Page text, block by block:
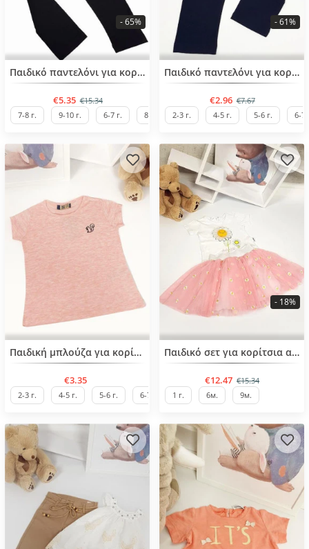
BESTSELLERΠαιδικό παντελόνι για κορίτσια από 6 έως 10 ετών
€5.35 €15.34
- 65%
7-8 г. 9-10 г. 6-7 г. 8-9 г.
BESTSELLERΠαιδικό παντελόνι για κορίτσια από 2 έως 7 ετών
€2.96 €7.67
- 61%
2-3 г. 4-5 г. 5-6 г. 6-7
BESTSELLERΠαιδική μπλούζα για κορίτσια από 2 έως 7 ετών
€3.35
2-3 г. 4-5 г. 5-6 г. 6-7 г. 3-4 г.
Παιδικό σετ για κορίτσια από 6μ έως 1 ετών
€12.47 €15.34
- 18%
1 г. 6м. 9м.